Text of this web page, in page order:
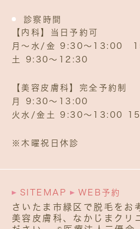
診察時間
【内科】当日予約可
月～水/金 9:30～13:00
土 9:30～12:30
【美容皮膚科】完全予約制
月 9:30〜13:00
火水/金土 9:30〜13:00
※木曜祝日休診
SITEMAP WEB予約
さいたま市緑区で脱毛をお
美容皮膚科、なかじまクリ